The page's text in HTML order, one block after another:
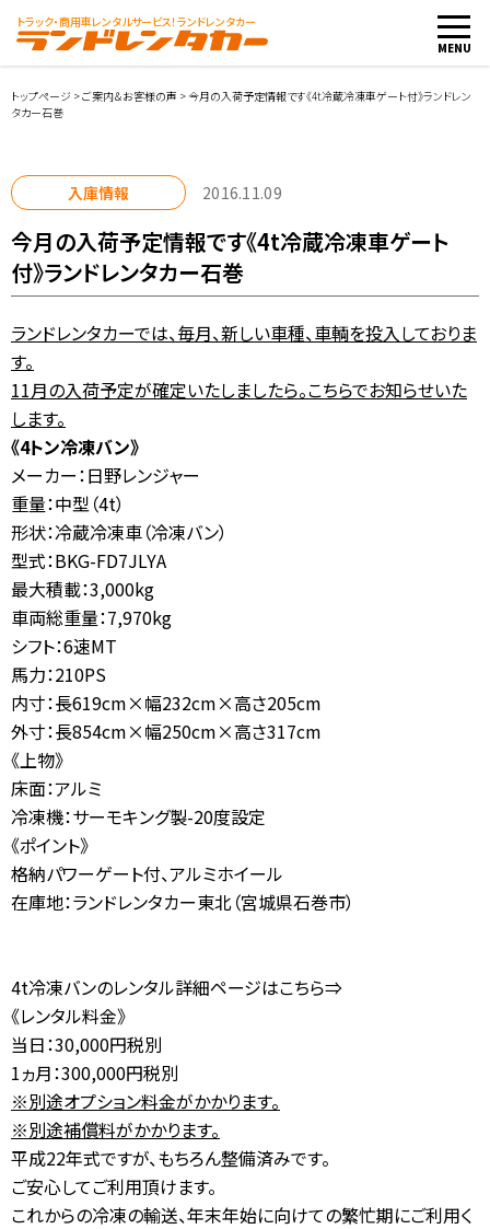
MENU
トラック・商用車レンタルサービス！ランドレンタカー
車両・料金
店舗紹介
ご利用案内
お客様の声
レンタカー会社向け
0120-784-893
【営業時間】
レンタカー申込み
お問合せ
トップページ >ご案内＆お客様の声 >今月の入荷予定情報です《4t冷蔵冷凍車ゲート付》ランドレン
タカー石巻
入庫情報 2016.11.09
今月の入荷予定情報です《4t冷蔵冷凍車ゲート
付》ランドレンタカー石巻
ランドレンタカーでは、毎月、新しい車種、車輌を投入しておりま
す。
11月の入荷予定が確定いたしましたら。こちらでお知らせいた
します。
《4トン冷凍バン》
メーカー：日野レンジャー
重量：中型（4t）
形状：冷蔵冷凍車（冷凍バン）
型式：BKG-FD7JLYA
最大積載：3,000kg
車両総重量：7,970kg
シフト：6速MT
馬力：210PS
内寸：長619cm×幅232cm×高さ205cm
外寸：長854cm×幅250cm×高さ317cm
《上物》
床面：アルミ
冷凍機：サーモキング製-20度設定
《ポイント》
格納パワーゲート付、アルミホイール
在庫地：ランドレンタカー東北（宮城県石巻市）
4t冷凍バンのレンタル詳細ページはこちら⇒
《レンタル料金》
当日：30,000円税別
1ヵ月：300,000円税別
※別途オプション料金がかかります。
※別途補償料がかかります。
平成22年式ですが、もちろん整備済みです。
ご安心してご利用頂けます。
これからの冷凍の輸送、年末年始に向けての繁忙期にご利用く